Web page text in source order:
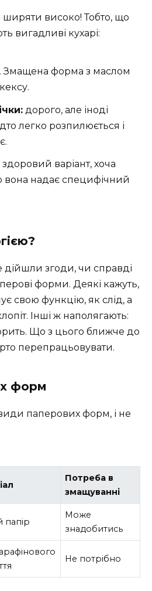
ширяти високо! Тобто, що
вигадливі кухарі:
Змащена форма з маслом
дорого, але іноді
легко розпилюється і
здоровий варіант, хоча
вона надає специфічний
згоди, чи справді
форми. Деякі кажуть,
свою функцію, як слід, а
Інші ж наполягають:
Що з цього ближче до
перепрацьовувати.
форм
види паперових форм, і не
Потреба в
змащуванні
папір
Може
знадобитись
Не потрібно